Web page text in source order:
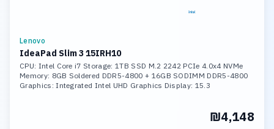
Lenovo
IdeaPad Slim 3 15IRH10
CPU: Intel Core i7 Storage: 1TB SSD M.2 2242 PCIe 4.0x4 NVMe
Memory: 8GB Soldered DDR5-4800 + 16GB SODIMM DDR5-4800
Graphics: Integrated Intel UHD Graphics Display: 15.3
₪4,148